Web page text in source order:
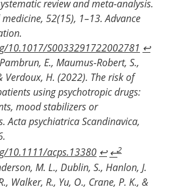
review and meta-analysis.
52(15), 1–13. Advance
10.1017/S0033291722002781 ↩
E., Maumus-Robert, S.,
Verdoux, H. (2022). The risk of
using psychotropic drugs:
mood stabilizers or
Acta psychiatrica Scandinavica,
10.1111/acps.13380 ↩ ↩2
M. L., Dublin, S., Hanlon, J.
Walker, R., Yu, O., Crane, P. K., &